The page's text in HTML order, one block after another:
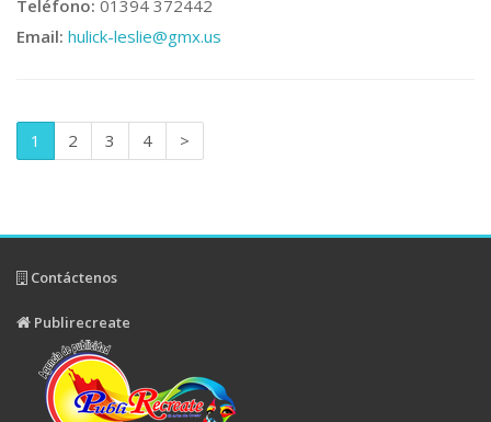
Teléfono: 01394 372442
Email: hulick-leslie@gmx.us
1 2 3 4 >
Contáctenos
Publirecreate